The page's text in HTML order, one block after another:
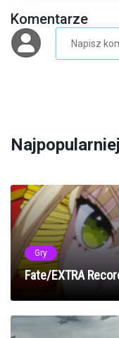
Komentarze
Gry
Fate/EXTRA